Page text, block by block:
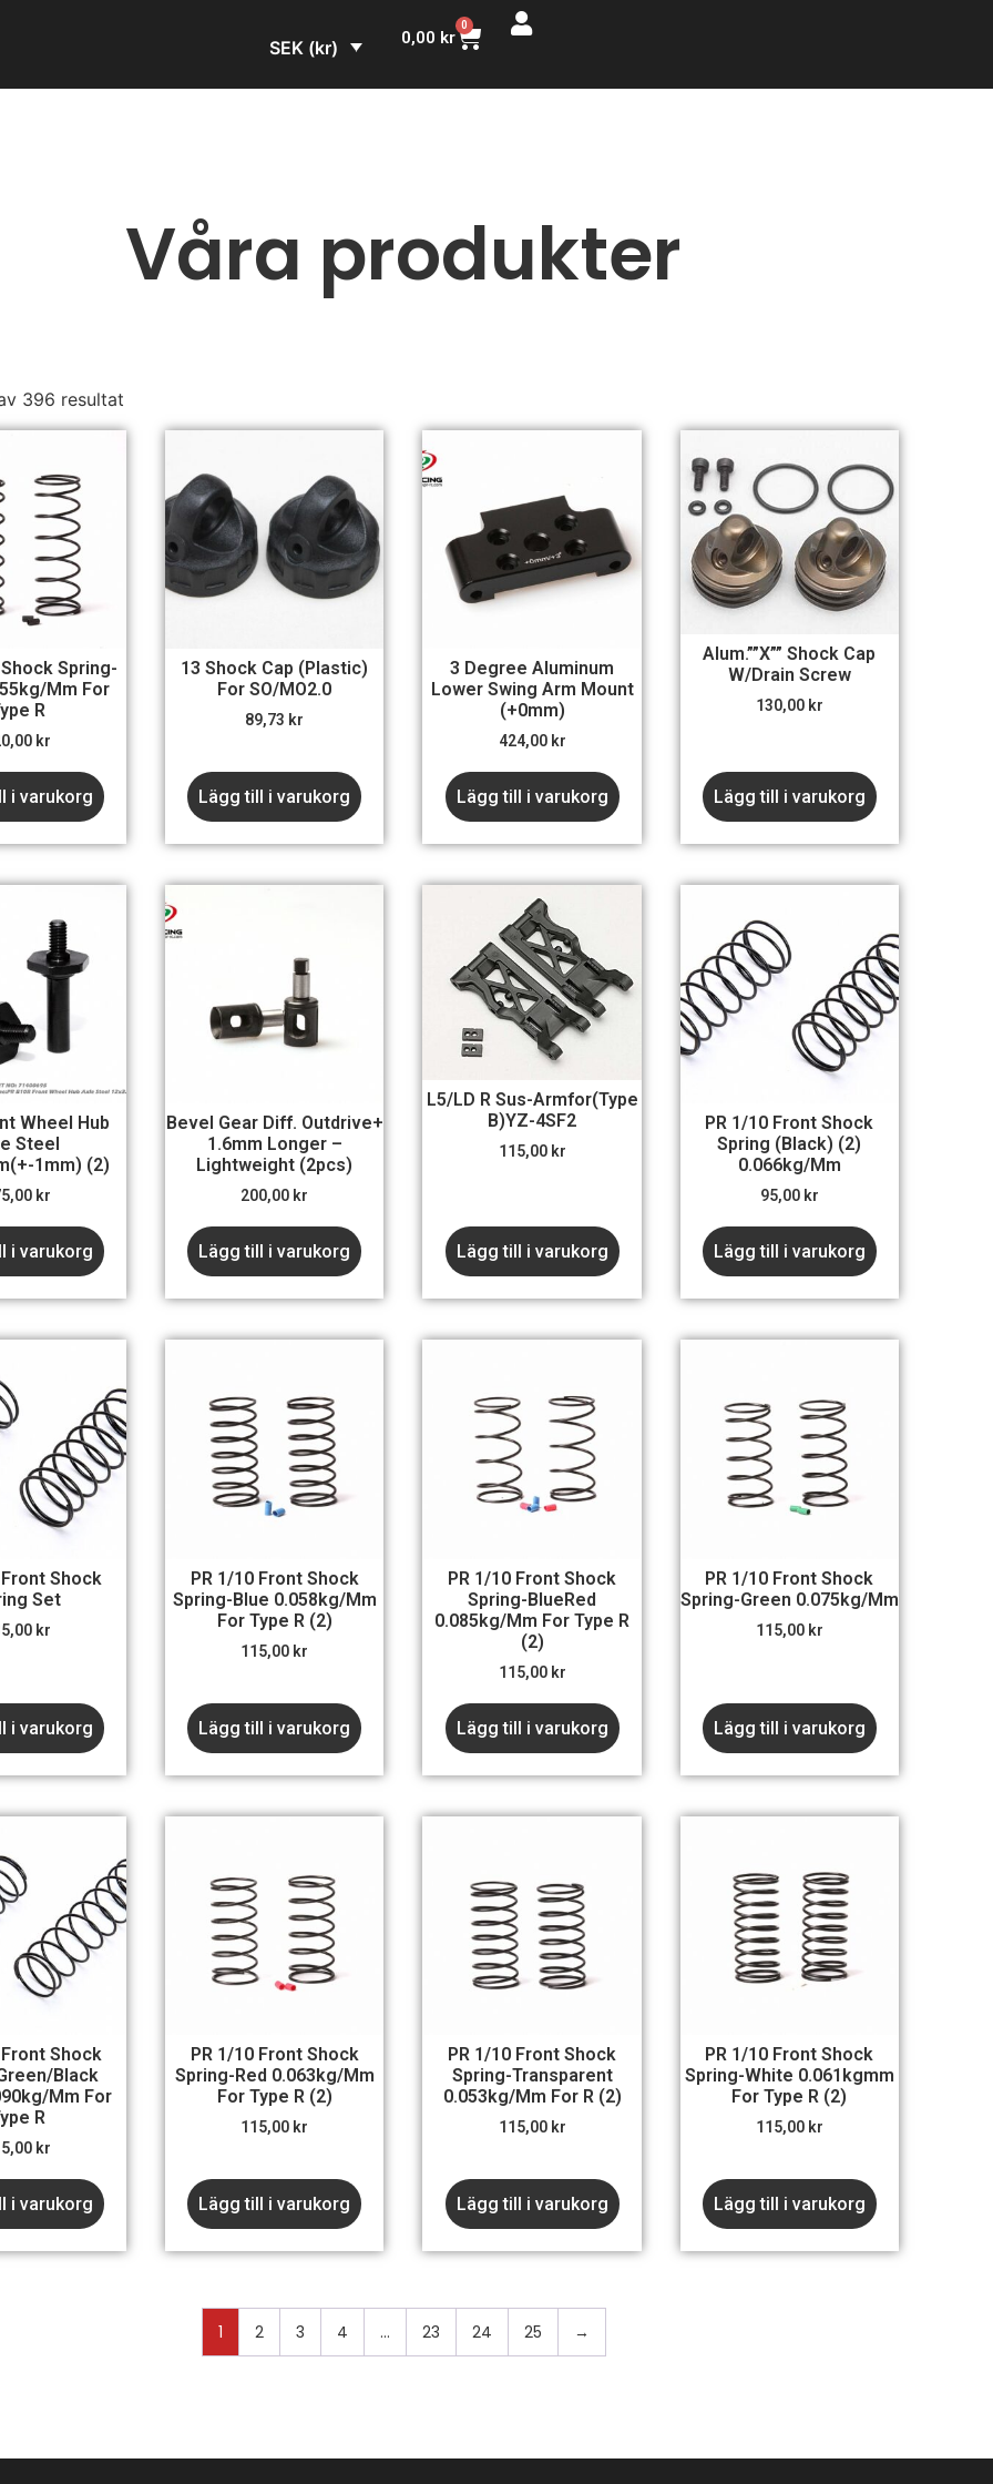
SEK (kr) 0,00 kr
0
Våra produkter
396 resultat
Spring-
mm For
R
kr
i varukorg
13 Shock Cap (Plastic)
For SO/MO2.0
89,73 kr
Lägg till i varukorg
3 Degree Aluminum
Lower Swing Arm Mount
(+0mm)
424,00 kr
Lägg till i varukorg
Alum.””X”” Shock Cap
W/Drain Screw
130,00 kr
Lägg till i varukorg
Wheel Hub
Steel
1mm) (2)
kr
i varukorg
Bevel Gear Diff. Outdrive+
1.6mm Longer –
Lightweight (2pcs)
200,00 kr
Lägg till i varukorg
L5/LD R Sus-Armfor(Type
B)YZ-4SF2
115,00 kr
Lägg till i varukorg
PR 1/10 Front Shock
Spring (Black) (2)
0.066kg/mm
95,00 kr
Lägg till i varukorg
Shock
Set
kr
i varukorg
PR 1/10 Front Shock
Spring-Blue 0.058kg/mm
For Type R (2)
115,00 kr
Lägg till i varukorg
PR 1/10 Front Shock
Spring-BlueRed
0.085kg/mm For Type R
(2)
115,00 kr
Lägg till i varukorg
PR 1/10 Front Shock
Spring-Green 0.075kg/mm
115,00 kr
Lägg till i varukorg
Shock
Black
mm For
R
kr
i varukorg
PR 1/10 Front Shock
Spring-Red 0.063kg/mm
For Type R (2)
115,00 kr
Lägg till i varukorg
PR 1/10 Front Shock
Spring-Transparent
0.053kg/mm For R (2)
115,00 kr
Lägg till i varukorg
PR 1/10 Front Shock
Spring-White 0.061kgmm
For Type R (2)
115,00 kr
Lägg till i varukorg
1 2 3 4 … 23 24 25 →